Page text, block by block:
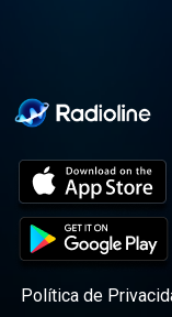
Política de